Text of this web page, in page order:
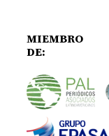
MIEMBRO
DE: